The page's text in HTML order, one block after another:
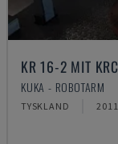
KR 16-2 MIT
KUKA - ROBOTARM
TYSKLAND 2011